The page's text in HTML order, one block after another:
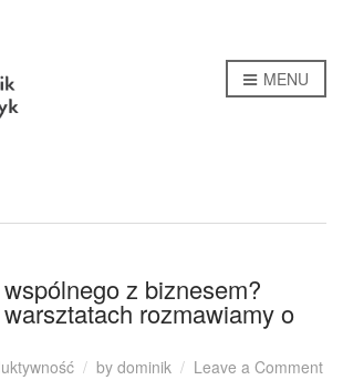
MENU
z biznesem?
rozmawiamy o
by dominik Leave a Commenton